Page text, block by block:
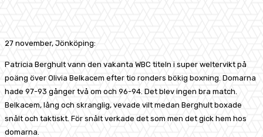
27 november, Jönköping:
Patricia Berghult vann den vakanta WBC titeln i super weltervikt på
poäng över Olivia Belkacem efter tio ronders bökig boxning. Domarna
hade 97-93 gånger två om och 96-94. Det blev ingen bra match.
Belkacem, lång och skranglig, vevade vilt medan Berghult boxade
snålt och taktiskt. För snålt verkade det som men det gick hem hos
domarna.